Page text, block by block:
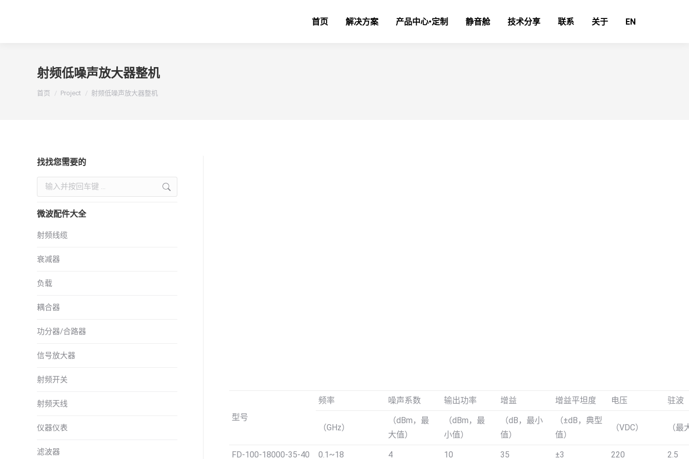
首页 解决方案 产品中心•定制 静音舱 技术分享 联系 关于 EN
射频低噪声放大器整机
您在这里：
首页 Project 射频低噪声放大器整机
型号
频率 噪声系数 输出功率 增益 增益平坦度 电压 驻波
（GHz）
（dBm，最
大值）
（dBm，最
小值）
（dB，最小
值）
（±dB，典型
值）
（VDC） （最
FD-100-18000-35-40 0.1~18 4 10 35 ±3 220 2.5
找找您需要的
Search:
微波配件大全
射频线缆
衰减器
负载
耦合器
功分器/合路器
信号放大器
射频开关
射频天线
仪器仪表
滤波器